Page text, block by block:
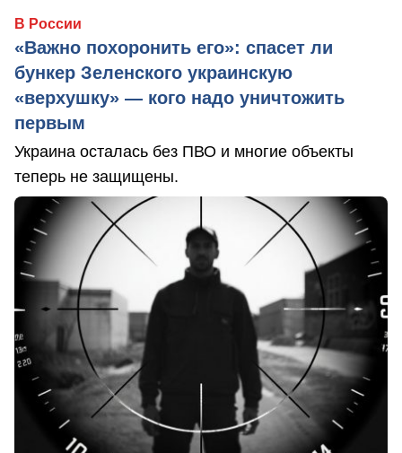
В России
«Важно похоронить его»: спасет ли
бункер Зеленского украинскую
«верхушку» — кого надо уничтожить
первым
Украина осталась без ПВО и многие объекты
теперь не защищены.